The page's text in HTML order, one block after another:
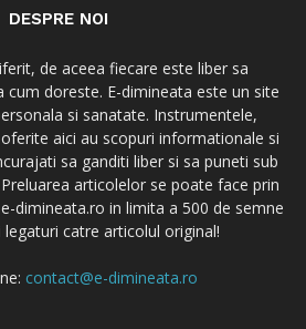
DESPRE NOI
de aceea fiecare este liber sa
cum doreste. E-dimineata este un site
si sanatate. Instrumentele,
aici au scopuri informationale si
sa ganditi liber si sa puneti sub
articolelor se poate face prin
dimineata.ro in limita a 500 de semne
legaturi catre articolul original!
contact@e-dimineata.ro